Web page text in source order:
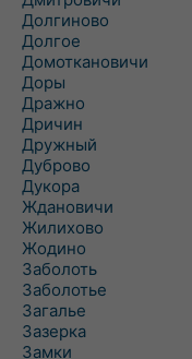
Долгиново
Долгое
Домоткановичи
Доры
Дражно
Дричин
Дружный
Дуброво
Дукора
Ждановичи
Жилихово
Жодино
Заболоть
Заболотье
Загалье
Зазерка
Замки